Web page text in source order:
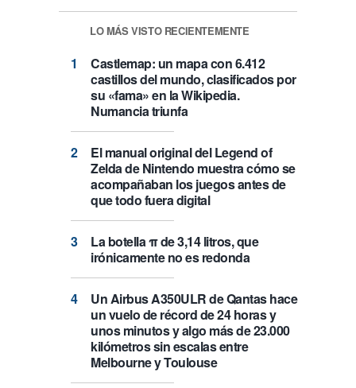
LO MÁS VISTO RECIENTEMENTE
Castlemap: un mapa con 6.412
castillos del mundo, clasificados por
su «fama» en la Wikipedia.
Numancia triunfa
El manual original del Legend of
Zelda de Nintendo muestra cómo se
acompañaban los juegos antes de
que todo fuera digital
La botella π de 3,14 litros, que
irónicamente no es redonda
Un Airbus A350ULR de Qantas hace
un vuelo de récord de 24 horas y
unos minutos y algo más de 23.000
kilómetros sin escalas entre
Melbourne y Toulouse